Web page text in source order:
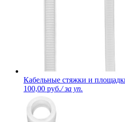
Кабельные стяжки и
100,00 руб./ за уп.